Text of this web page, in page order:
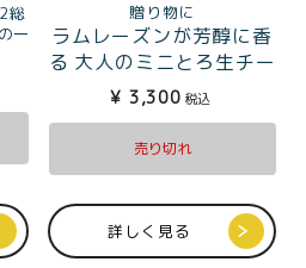
総
一
2
贈り物に
ラムレーズンが芳醇に香
る 大人のミニとろ生チー
ズケーキ4個ギフトBOX入
¥ 3,300 税込
売り切れ
詳しく見る